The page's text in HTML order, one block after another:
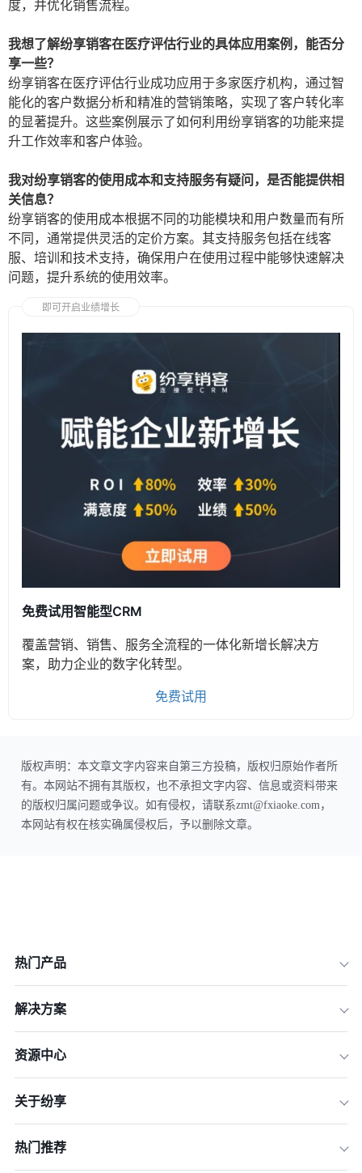
度，并优化销售流程。
我想了解纷享销客在医疗评估行业的具体应用案例，能否分
享一些？
纷享销客在医疗评估行业成功应用于多家医疗机构，通过智
能化的客户数据分析和精准的营销策略，实现了客户转化率
的显著提升。这些案例展示了如何利用纷享销客的功能来提
升工作效率和客户体验。
我对纷享销客的使用成本和支持服务有疑问，是否能提供相
关信息？
纷享销客的使用成本根据不同的功能模块和用户数量而有所
不同，通常提供灵活的定价方案。其支持服务包括在线客
服、培训和技术支持，确保用户在使用过程中能够快速解决
问题，提升系统的使用效率。
即可开启业绩增长
免费试用智能型CRM
覆盖营销、销售、服务全流程的一体化新增长解决方
案，助力企业的数字化转型。
免费试用
版权声明：本文章文字内容来自第三方投稿，版权归原始作者所
有。本网站不拥有其版权，也不承担文字内容、信息或资料带来
的版权归属问题或争议。如有侵权，请联系zmt@fxiaoke.com，
本网站有权在核实确属侵权后，予以删除文章。
热门产品
解决方案
资源中心
关于纷享
热门推荐